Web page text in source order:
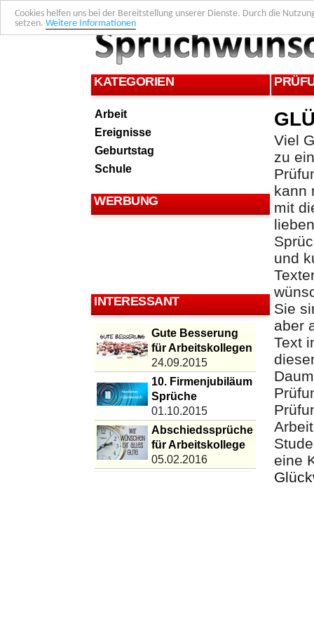
Cookies helfen uns bei der Bereitstellung unserer Dienste. Durch die
setzen. Weitere Informationen
KATEGORIEN
Arbeit
Ereignisse
Geburtstag
Schule
WERBUNG
INTERESSANT
Gute Besserung
für Arbeitskollegen
24.09.2015
10. Firmenjubiläum
Sprüche
01.10.2015
Abschiedssprüche
für Arbeitskollege
05.02.2016
Viel
zu
kann
mit
und
Sie
aber
Text
eine